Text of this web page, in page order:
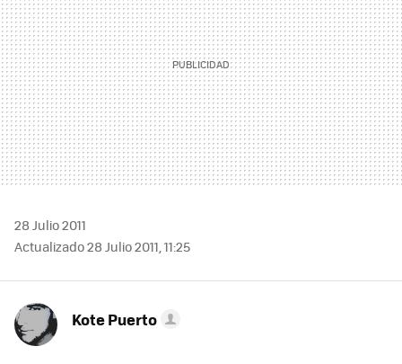
28 Julio 2011
Actualizado 28 Julio 2011, 11:25
Kote Puerto